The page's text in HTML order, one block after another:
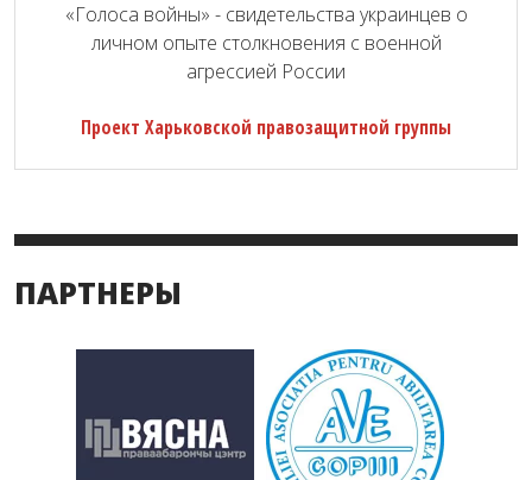
«Голоса войны» - свидетельства украинцев о
личном опыте столкновения с военной
агрессией России
Проект Харьковской правозащитной группы
ПАРТНЕРЫ